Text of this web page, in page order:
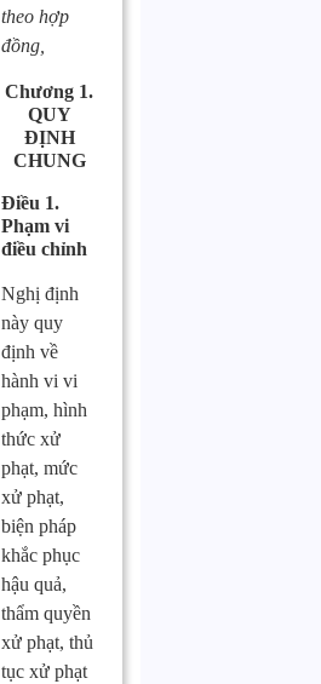
theo hợp
đồng,
Chương 1.
QUY
ĐỊNH
CHUNG
Điều 1.
Phạm vi
điều chỉnh
Nghị định
này quy
định về
hành vi vi
phạm, hình
thức xử
phạt, mức
xử phạt,
biện pháp
khắc phục
hậu quả,
thẩm quyền
xử phạt, thủ
tục xử phạt